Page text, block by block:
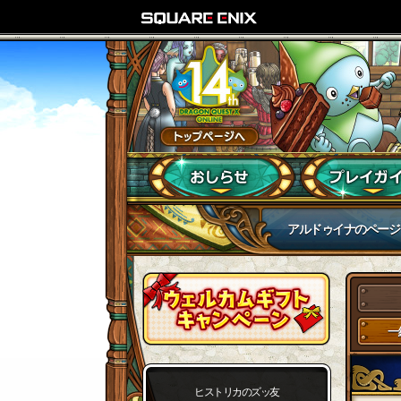
アルドゥイナのページ
ヒストリカのズッ友
一